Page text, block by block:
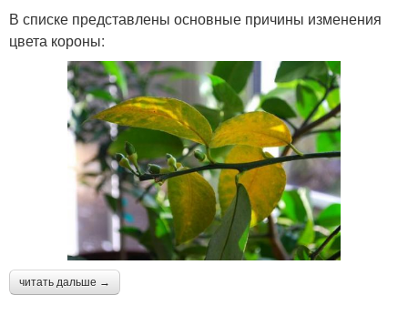
В списке представлены основные причины изменения
цвета короны:
читать дальше →